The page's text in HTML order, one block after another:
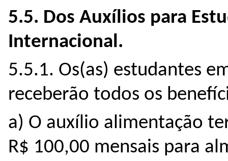
5.5. Dos Auxílios para
Internacional.
5.5.1. Os(as) estudantes
receberão todos os
a) O auxílio alimentação
R$ 100,00 mensais para